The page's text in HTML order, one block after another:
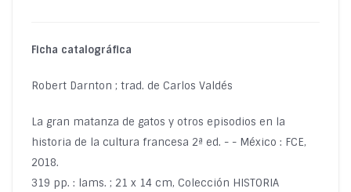
Ficha catalográfica
Robert Darnton ; trad. de Carlos Valdés
La gran matanza de gatos y otros episodios en la
historia de la cultura francesa 2ª ed. - - México : FCE,
2018.
319 pp. : lams. ; 21 x 14 cm, Colección HISTORIA